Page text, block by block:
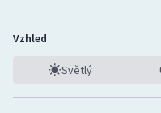
Vzhled
Světlý